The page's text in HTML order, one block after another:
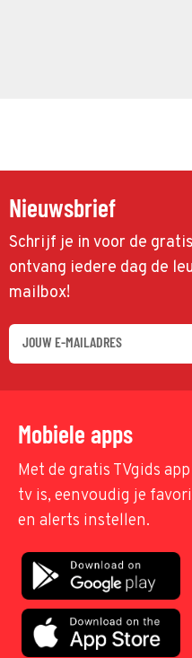
Nieuwsbrief
Schrijf je in voor de
ontvang iedere dag de
mailbox!
Mobiele apps
Met de gratis TVgids
tv is, eenvoudig je
en alerts instellen.